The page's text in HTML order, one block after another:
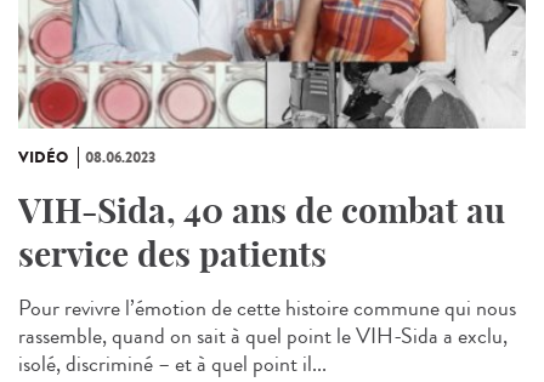
VIDÉO 08.06.2023
VIH-Sida, 40 ans de combat au
service des patients
Pour revivre l’émotion de cette histoire commune qui nous
rassemble, quand on sait à quel point le VIH-Sida a exclu,
isolé, discriminé – et à quel point il...